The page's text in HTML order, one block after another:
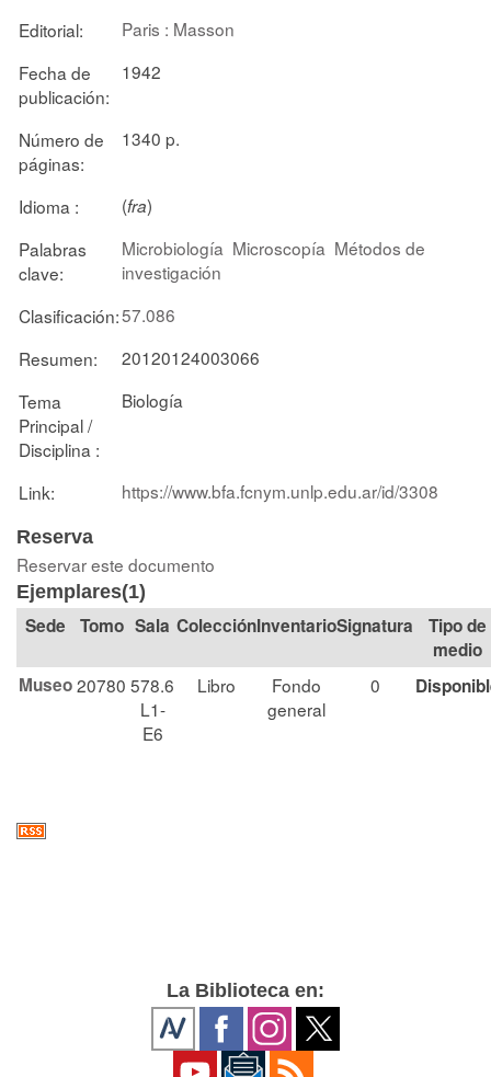
Editorial:
Paris : Masson
Fecha de
publicación:
1942
Número de
páginas:
1340 p.
Idioma : (fra)
Palabras
clave:
Microbiología Microscopía Métodos de
investigación
Clasificación:57.086
Resumen:
20120124003066
Tema
Principal /
Disciplina :
Biología
Link: https://www.bfa.fcnym.unlp.edu.ar/id/3308
Reserva
Reservar este documento
Ejemplares(1)
Tomo Sala Colección Signatura
Tipo de
medio
Museo20780 578.6
L1-
E6
Libro
Fondo
general
0
La Biblioteca en: